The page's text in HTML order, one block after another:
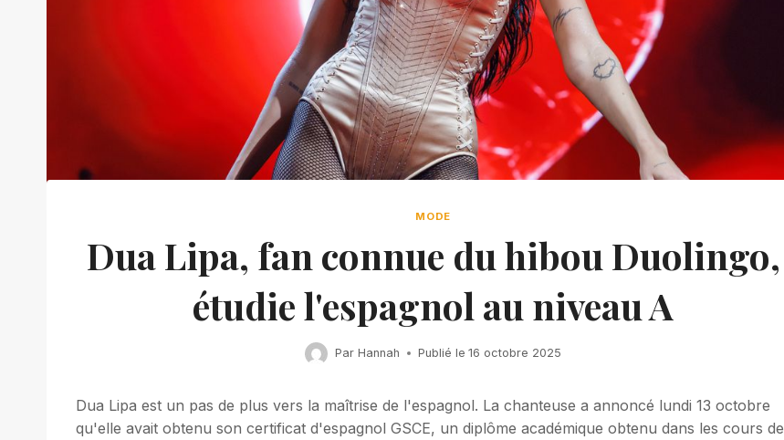
MODE
Dua Lipa, fan connue du hibou Duolingo,
étudie l'espagnol au niveau A
Par Hannah Publié le 16 octobre 2025
Dua Lipa est un pas de plus vers la maîtrise de l'espagnol. La chanteuse a annoncé lundi 13 octobre
qu'elle avait obtenu son certificat d'espagnol GSCE, un diplôme académique obtenu dans les cours de